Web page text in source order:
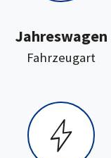
Fahrzeugart
Jahreswagen